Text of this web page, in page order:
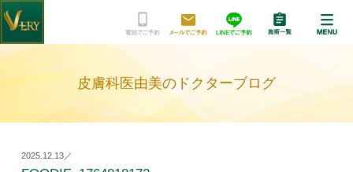
皮膚科医由美のドクターブログ
2025.12.13／